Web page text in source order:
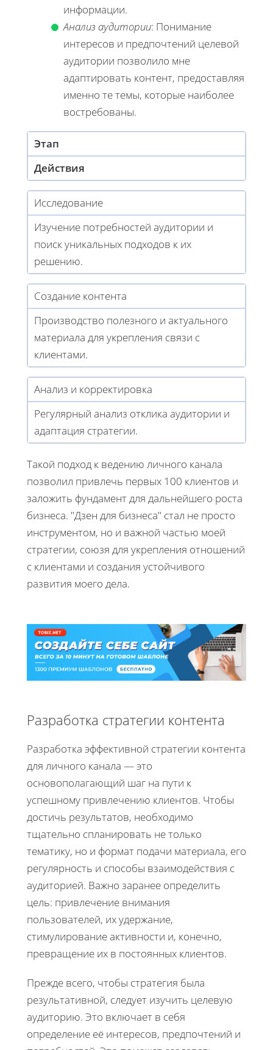
информации.
Анализ аудитории: Понимание
интересов и предпочтений целевой
аудитории позволило мне
адаптировать контент, предоставляя
именно те темы, которые наиболее
востребованы.
Этап
Действия
Исследование
Изучение потребностей аудитории и
поиск уникальных подходов к их
решению.
Создание контента
Производство полезного и актуального
материала для укрепления связи с
клиентами.
Анализ и корректировка
Регулярный анализ отклика аудитории и
адаптация стратегии.
Такой подход к ведению личного канала
позволил привлечь первых 100 клиентов и
заложить фундамент для дальнейшего роста
бизнеса. "Дзен для бизнеса" стал не просто
инструментом, но и важной частью моей
стратегии, союзя для укрепления отношений
с клиентами и создания устойчивого
развития моего дела.
Разработка стратегии контента
Разработка эффективной стратегии контента
для личного канала — это
основополагающий шаг на пути к
успешному привлечению клиентов. Чтобы
достичь результатов, необходимо
тщательно спланировать не только
тематику, но и формат подачи материала, его
регулярность и способы взаимодействия с
аудиторией. Важно заранее определить
цель: привлечение внимания
пользователей, их удержание,
стимулирование активности и, конечно,
превращение их в постоянных клиентов.
Прежде всего, чтобы стратегия была
результативной, следует изучить целевую
аудиторию. Это включает в себя
определение её интересов, предпочтений и